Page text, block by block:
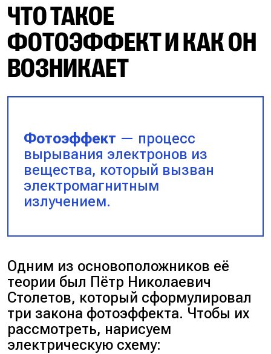
ЧТО ТАКОЕ
ФОТОЭФФЕКТ И КАК ОН
ВОЗНИКАЕТ
Фотоэффект — процесс
вырывания электронов из
вещества, который вызван
электромагнитным
излучением.
Одним из основоположников её
теории был Пётр Николаевич
Столетов, который сформулировал
три закона фотоэффекта. Чтобы их
рассмотреть, нарисуем
электрическую схему: